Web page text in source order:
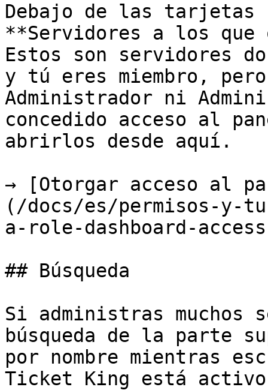
Debajo de las tarjetas
**Servidores a los que
Estos son servidores
y tú eres miembro,
Administrador ni
concedido acceso al
abrirlos desde aquí.
→ [Otorgar acceso al
(/docs/es/permisos-y-
a-role-dashboard-
## Búsqueda
Si administras
búsqueda de la
por nombre mientras
Ticket King está activo